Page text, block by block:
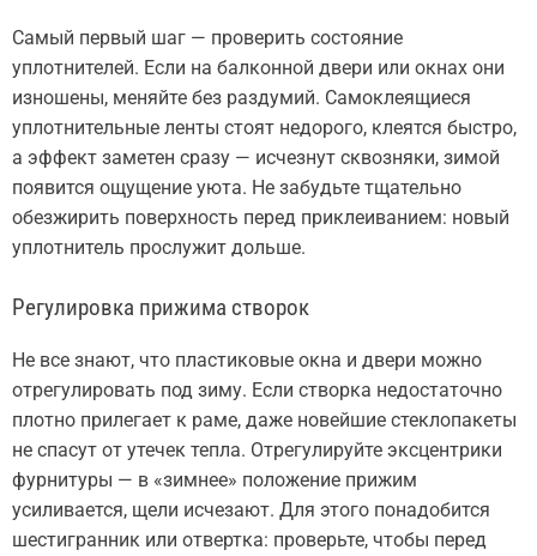
Самый первый шаг — проверить состояние
уплотнителей. Если на балконной двери или окнах они
изношены, меняйте без раздумий. Самоклеящиеся
уплотнительные ленты стоят недорого, клеятся быстро,
а эффект заметен сразу — исчезнут сквозняки, зимой
появится ощущение уюта. Не забудьте тщательно
обезжирить поверхность перед приклеиванием: новый
уплотнитель прослужит дольше.
Регулировка прижима створок
Не все знают, что пластиковые окна и двери можно
отрегулировать под зиму. Если створка недостаточно
плотно прилегает к раме, даже новейшие стеклопакеты
не спасут от утечек тепла. Отрегулируйте эксцентрики
фурнитуры — в «зимнее» положение прижим
усиливается, щели исчезают. Для этого понадобится
шестигранник или отвертка: проверьте, чтобы перед